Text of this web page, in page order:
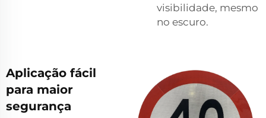
visibilidade, mesmo
no escuro.
Aplicação fácil
para maior
segurança